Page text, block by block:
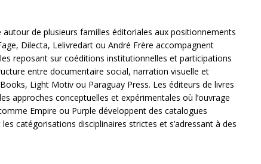
autour de plusieurs familles éditoriales aux positionnements
Dilecta, Lelivredart ou André Frère accompagnent
reposant sur coéditions institutionnelles et participations
entre documentaire social, narration visuelle et
Light Motiv ou Paraguay Press. Les éditeurs de livres
approches conceptuelles et expérimentales où l’ouvrage
Empire ou Purple développent des catalogues
catégorisations disciplinaires strictes et s’adressant à des